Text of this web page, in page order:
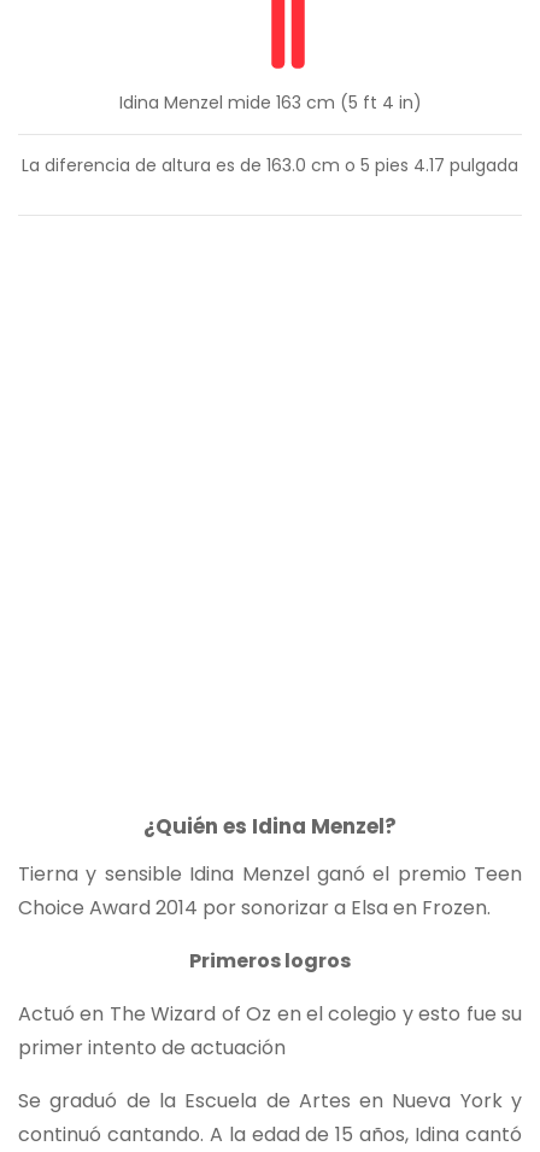
Idina Menzel mide 163 cm (5 ft 4 in)
La diferencia de altura es de 163.0 cm o 5 pies 4.17 pulgada
¿Quién es Idina Menzel?
Tierna y sensible Idina Menzel ganó el premio Teen
Choice Award 2014 por sonorizar a Elsa en Frozen.
Primeros logros
Actuó en The Wizard of Oz en el colegio y esto fue su
primer intento de actuación
Se graduó de la Escuela de Artes en Nueva York y
continuó cantando. A la edad de 15 años, Idina cantó